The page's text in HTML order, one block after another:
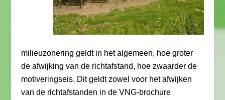
milieuzonering geldt in het algemeen, hoe groter
de afwijking van de richtafstand, hoe zwaarder de
motiveringseis. Dit geldt zowel voor het afwijken
van de richtafstanden in de VNG-brochure